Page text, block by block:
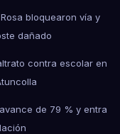
bloquearon vía y
dañado
contra escolar en
de 79 % y entra